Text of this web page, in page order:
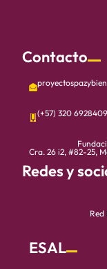
Contacto
(+57) 320 6928409
Cra. 26 i2, #82-25,
Redes y
ESAL